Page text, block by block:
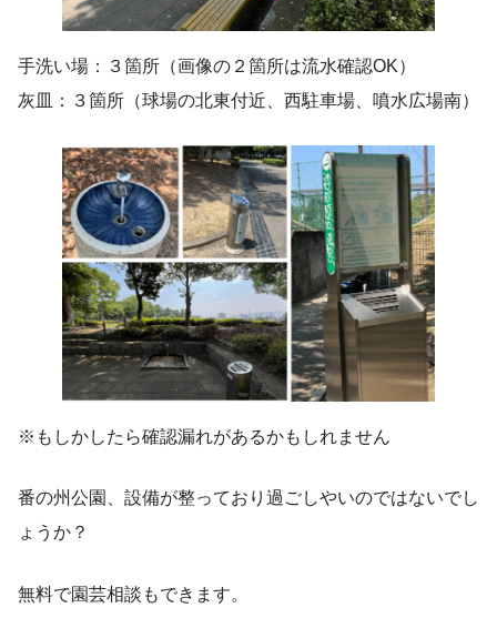
手洗い場：３箇所（画像の２箇所は流水確認OK）
灰皿：３箇所（球場の北東付近、西駐車場、噴水広場南）
※もしかしたら確認漏れがあるかもしれません
番の州公園、設備が整っており過ごしやいのではないでし
ょうか？
無料で園芸相談もできます。